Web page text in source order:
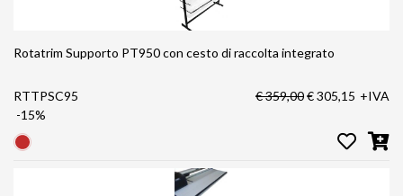
Rotatrim Supporto PT950 con cesto di raccolta integrato
RTTPSC95
-15%
€ 359,00€ 305,15 +IVA